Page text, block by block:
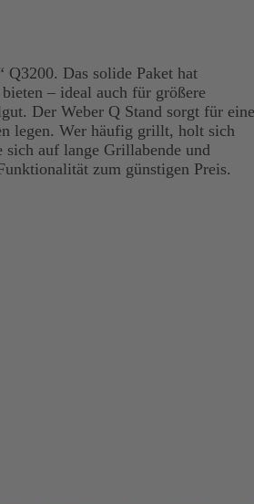
Q3200. Das solide Paket hat
– ideal auch für größere
Der Weber Q Stand sorgt für eine
legen. Wer häufig grillt, holt sich
auf lange Grillabende und
zum günstigen Preis.